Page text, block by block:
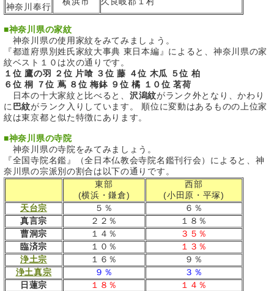
神奈川奉行
■神奈川県の家紋
神奈川県の使用家紋をみてみましょう。
『都道府県別姓氏家紋大事典 東日本編』によると、神奈川県の家
紋ベスト１０は次の通りです。
１位 鷹の羽 ２位 片喰 ３位 藤 ４位 木瓜 ５位 柏
６位 桐 ７位 蔦 ８位 梅鉢 ９位 橘 １０位 茗荷
日本の十大家紋と比べると、 沢潟紋がランク外となり、かわり
に 巴紋がランク入りしています。 順位に変動はあるものの上位家
紋は東京都と似た特徴にあります。
■神奈川県の寺院
神奈川県の寺院をみてみましょう。
『全国寺院名鑑』（全日本仏教会寺院名鑑刊行会）によると、神
奈川県の宗派別の割合は以下の通りです。
東部
(横浜・鎌倉)
西部
(小田原・平塚)
天台宗
５％
６％
真言宗
２２％
１８％
曹洞宗
１４％
３５％
臨済宗
１０％
１３％
浄土宗
１６％
９％
浄土真宗
９％
３％
日蓮宗
１８％
１４％